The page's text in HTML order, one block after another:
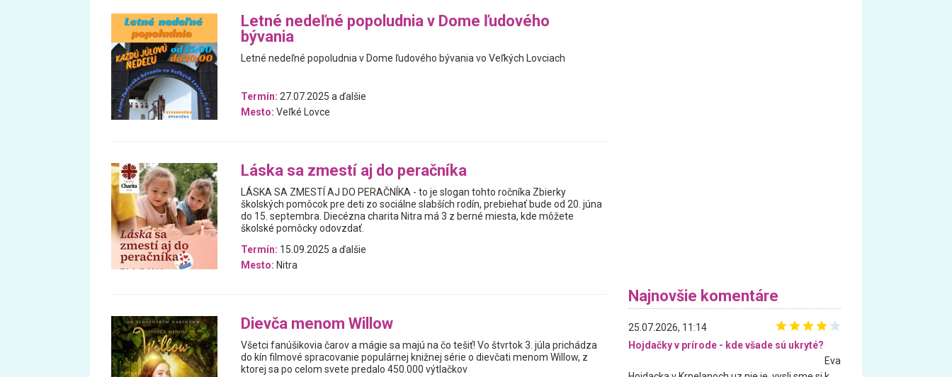
Letné nedeľné popoludnia v Dome ľudového
bývania
Letné nedeľné popoludnia v Dome ľudového bývania vo Veľkých Lovciach
Termín: 27.07.2025 a ďalšie
Mesto: Veľké Lovce
Láska sa zmestí aj do peračníka
LÁSKA SA ZMESTÍ AJ DO PERAČNÍKA - to je slogan tohto ročníka Zbierky
školských pomôcok pre deti zo sociálne slabších rodín, prebiehať bude od 20. júna
do 15. septembra. Diecézna charita Nitra má 3 z berné miesta, kde môžete
školské pomôcky odovzdať.
Termín: 15.09.2025 a ďalšie
Mesto: Nitra
Dievča menom Willow
Všetci fanúšikovia čarov a mágie sa majú na čo tešiť! Vo štvrtok 3. júla prichádza
do kín filmové spracovanie populárnej knižnej série o dievčati menom Willow, z
ktorej sa po celom svete predalo 450.000 výtlačkov
Najnovšie komentáre
25.07.2026, 11:14
Hojdačky v prírode - kde všade sú ukryté?
Eva